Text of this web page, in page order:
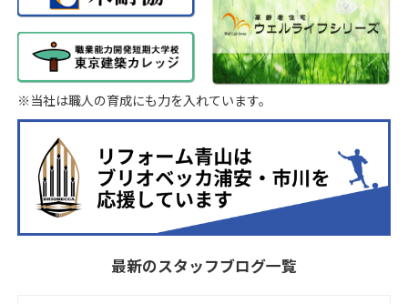
※当社は職人の育成にも力を入れています。
最新のスタッフブログ一覧